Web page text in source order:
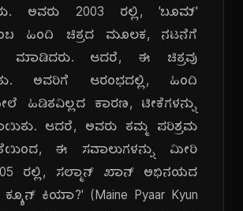
ಅವರು 2003 ರಲ್ಲಿ, 'ಬೂಮ್'
ಹಿಂದಿ ಚಿತ್ರದ ಮೂಲಕ, ನಟನೆಗೆ
ಮಾಡಿದರು. ಆದರೆ, ಈ ಚಿತ್ರವು
ಅವರಿಗೆ ಆರಂಭದಲ್ಲಿ, ಹಿಂದಿ
ಹಿಡಿತವಿಲ್ಲದ ಕಾರಣ, ಟೀಕೆಗಳನ್ನು
ಆದರೆ, ಅವರು ತಮ್ಮ ಪರಿಶ್ರಮ
ಈ ಸವಾಲುಗಳನ್ನು ಮೀರಿ
ರಲ್ಲಿ, ಸಲ್ಮಾನ್ ಖಾನ್ ಅಭಿನಯದ
ಕಿಯಾ?' (Maine Pyaar Kyun